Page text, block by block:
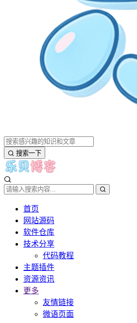
搜索一下
首页
网站源码
软件仓库
技术分享
代码教程
主题插件
资源资讯
更多
友情链接
微语页面